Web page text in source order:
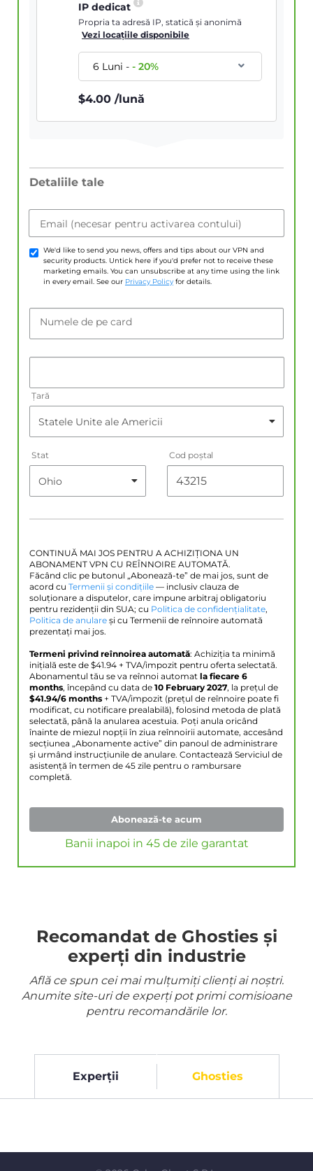
IP dedicat
Propria ta adresă IP, statică și anonimă
Vezi locațiile disponibile
6 Luni--20%
$4.00 /lună
Detaliile tale
Email (necesar pentru activarea contului)
We'd like to send you news, offers and tips about our VPN and
security products. Untick here if you'd prefer not to receive these
marketing emails. You can unsubscribe at any time using the link
in every email. See our Privacy Policy for details.
Numele de pe card
Țară
Stat Cod poştal
CONTINUĂ MAI JOS PENTRU A ACHIZIȚIONA UN
ABONAMENT VPN CU REÎNNOIRE AUTOMATĂ.
Făcând clic pe butonul „Abonează-te” de mai jos, sunt de
acord cu Termenii și condițiile — inclusiv clauza de
soluționare a disputelor, care impune arbitraj obligatoriu
pentru rezidenții din SUA; cu Politica de confidențialitate,
Politica de anulare și cu Termenii de reînnoire automată
prezentați mai jos.
Termeni privind reînnoirea automată: Achiziția ta minimă
inițială este de $41.94 + TVA/impozit pentru oferta selectată.
Abonamentul tău se va reînnoi automat la fiecare 6
months, începând cu data de 10 February 2027, la prețul de
$41.94/6 months + TVA/impozit (prețul de reînnoire poate fi
modificat, cu notificare prealabilă), folosind metoda de plată
selectată, până la anularea acestuia. Poți anula oricând
înainte de miezul nopții în ziua reînnoirii automate, accesând
secțiunea „Abonamente active” din panoul de administrare
și urmând instrucțiunile de anulare. Contactează Serviciul de
asistență în termen de 45 zile pentru o rambursare
completă.
Abonează-te acum
Banii inapoi in 45 de zile garantat
Recomandat de Ghosties și
experți din industrie
Află ce spun cei mai mulțumiți clienți ai noștri.
Anumite site-uri de experți pot primi comisioane
pentru recomandările lor.
Experții Ghosties